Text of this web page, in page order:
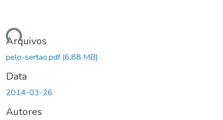
Arquivos
pelo-sertao.pdf(6,88 MB)
Data
2014-03-26
Autores